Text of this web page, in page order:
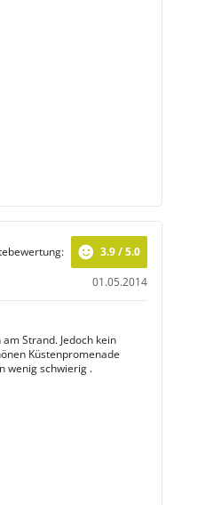
01.05.2014
3.9 / 5.0
Strand. Jedoch kein
Küstenpromenade
wenig schwierig .